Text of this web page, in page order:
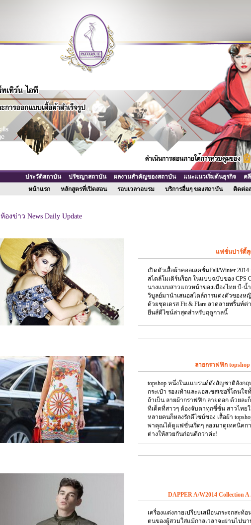
ประวัติสถาบัน ปรัชญาสถาบัน ผลงานสำคัญของสถาบัน แนะแนวเริ่มต้นธุรกิจ
ค
หน้าแรก
หลักสูตรที่เปิดสอน รอบเวลาอบรม บริการอื่นๆ ของสถาบัน ติดต่อ
ห้องข่าว News Daily Update
แฟชั่นปาร์ตี้
เปิดตัวเสื้อผ้าคอลเลคชั่นFall/Winter
สไตล์โมเดิร์นร็อก ในแบบฉบับของ CPS
นางแบบสาวแถวหน้าของเมืองไทย บี-น้
วิบูลย์มานำเสนอสไตล์การแต่งตัวของห
ด้วยชุดเดรส Fit & Flare ลวดลายพริ้นท์ต่า
ยีนส์ดีไซน์ล่าสุดสำหรับฤดูกาลนี้
ลายกราฟฟิก
topshop หนึ่งในแแบรนด์ดังสัญชาติอังกฤ
กระเป๋า รองเท้าและแอสเซสเซอรี่โดนใ
ถ้าเป็น ลายผ้ากราฟฟิก ลายดอก ด้วยละ
ทีเด็ดที่สาวๆ ต้องจับตาทุกซี่ซั่น สาวไทย
หลายคนก็หลงรักดีไซน์ของ เสื้อผ้า
พาคุณได้ดูแฟชั่นเริ่ดๆ ลองมาดูเทคนิคกา
ต่างให้สวยกันก่อนดีกว่าค่ะ!
DAPPER A/W2014 Collection A
เครื่องแต่งกายเปรียบเสมือนกระจกสะท้
ตนของผู้สวมใส่แม้กาลเวลาจะผ่านไปนา